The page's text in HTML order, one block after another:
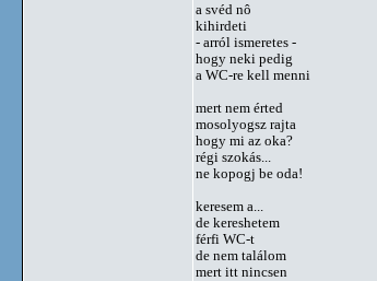
a svéd nô
kihirdeti
- arról ismeretes -
hogy neki pedig
a WC-re kell menni
mert nem érted
mosolyogsz rajta
hogy mi az oka?
régi szokás...
ne kopogj be oda!
keresem a...
de kereshetem
férfi WC-t
de nem találom
mert itt nincsen